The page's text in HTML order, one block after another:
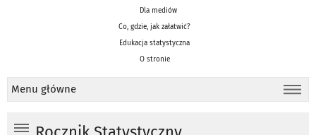
Dla mediów
Co, gdzie, jak załatwić?
Edukacja statystyczna
O stronie
Menu główne